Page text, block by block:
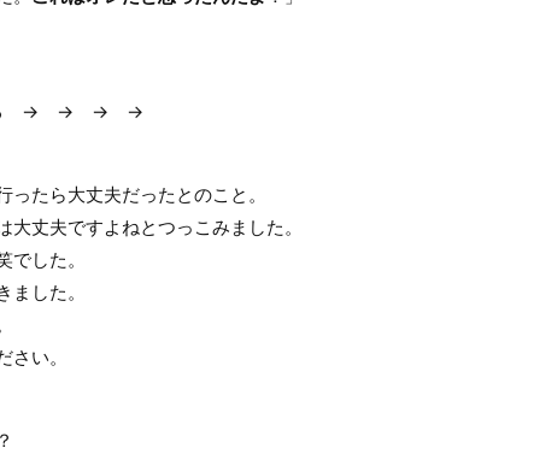
なる → → → →
たら大丈夫だったとのこと。
丈夫ですよねとつっこみました。
した。
した。
い。